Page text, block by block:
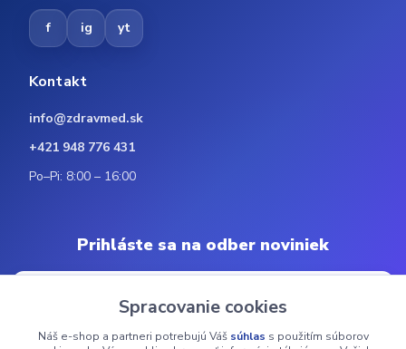
f ig yt
Kontakt
info@zdravmed.sk
+421 948 776 431
Po–Pi: 8:00 – 16:00
Prihláste sa na odber noviniek
Odoberať
Spracovanie cookies
Náš e-shop a partneri potrebujú Váš súhlas s použitím súborov